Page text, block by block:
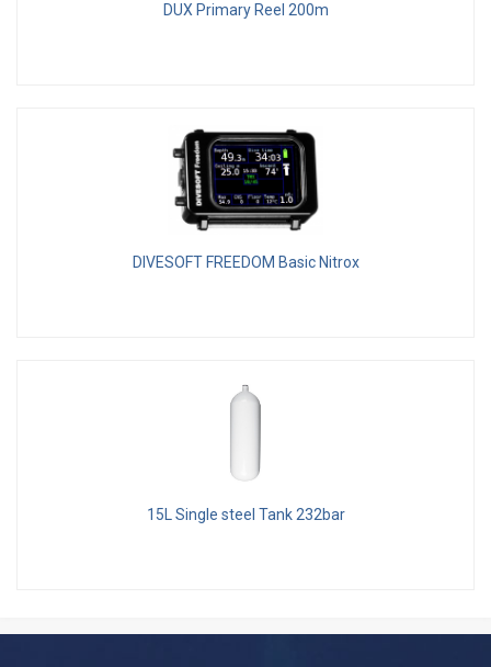
DUX Primary Reel 200m
DIVESOFT FREEDOM Basic Nitrox
15L Single steel Tank 232bar